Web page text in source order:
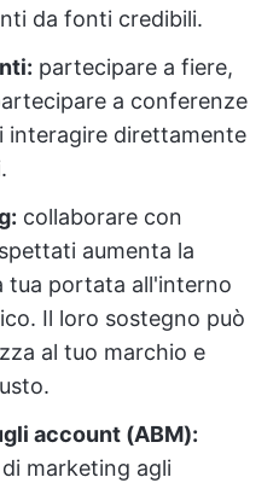
da fonti credibili.
partecipare a fiere,
a conferenze
direttamente
collaborare con
aumenta la
tua portata all'interno
Il loro sostegno può
al tuo marchio e
account (ABM):
marketing agli